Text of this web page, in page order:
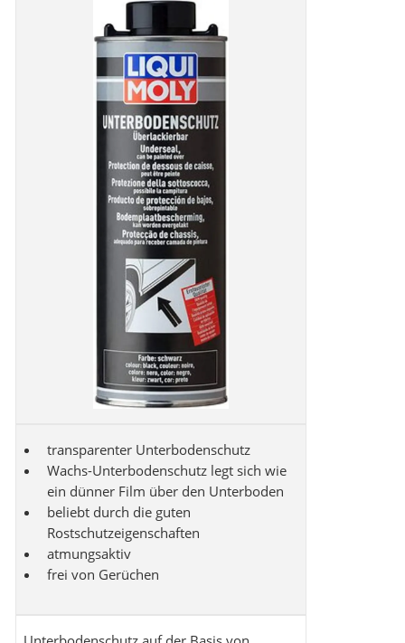
transparenter Unterbodenschutz
Wachs-Unterbodenschutz legt sich wie
ein dünner Film über den Unterboden
beliebt durch die guten
Rostschutzeigenschaften
atmungsaktiv
frei von Gerüchen